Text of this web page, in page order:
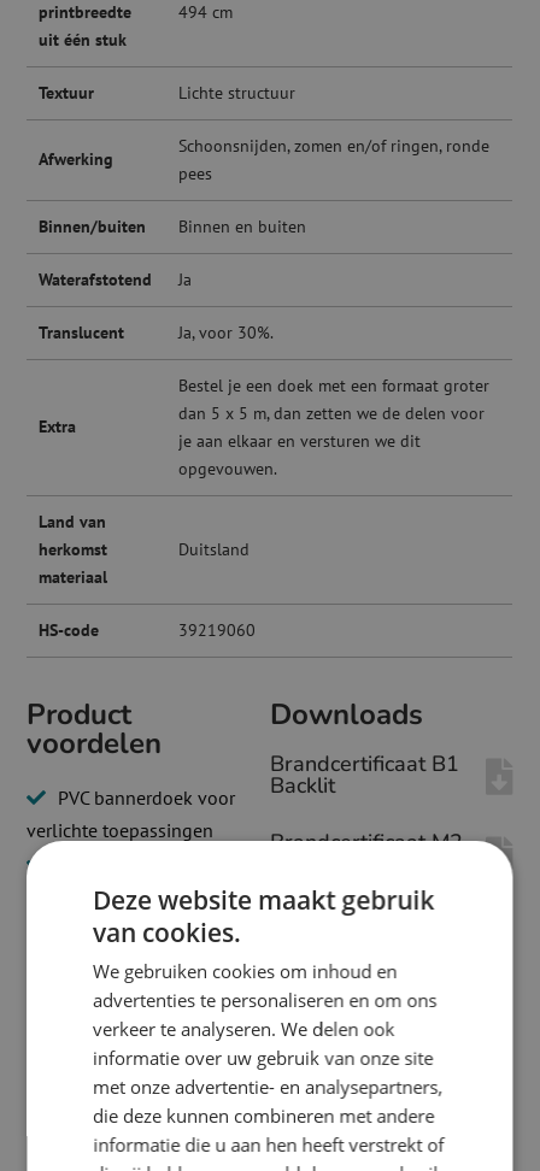
Product
voordelen
PVC bannerdoek voor
verlichte toepassingen
wel 5 x 45 m
Krachtige kleuren door
dubbele laag inkt
Uitstekende egale
lichtdoorlatendheid
Beschrijving
printbreedte
uit één stuk
494 cm
Textuur Lichte structuur
Afwerking
Schoonsnijden, zomen en/of ringen, ronde
pees
Binnen/buiten Binnen en buiten
Waterafstotend Ja
Translucent Ja, voor 30%.
Extra
Bestel je een doek met een formaat groter
dan 5 x 5 m, dan zetten we de delen voor
je aan elkaar en versturen we dit
opgevouwen.
Land van
herkomst
materiaal
Duitsland
HS-code 39219060
Downloads
Brandcertificaat B1
Backlit
Brandcertificaat M2
Deze website maakt gebruik
van cookies.
We gebruiken cookies om inhoud en
advertenties te personaliseren en om ons
verkeer te analyseren. We delen ook
informatie over uw gebruik van onze site
met onze advertentie- en analysepartners,
die deze kunnen combineren met andere
informatie die u aan hen heeft verstrekt of